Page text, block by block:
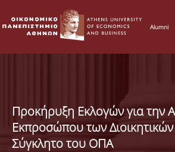
Alumni
Προκήρυξη Εκλογών για την
Εκπροσώπου των
Σύγκλητο του ΟΠΑ